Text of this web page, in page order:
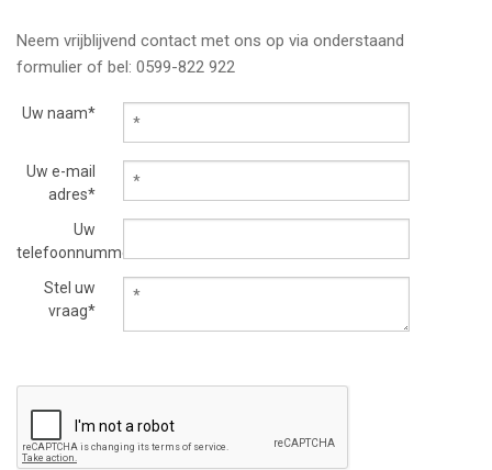
Neem vrijblijvend contact met ons op via onderstaand
formulier of bel: 0599-822 922
Uw naam*
Uw e-mail
adres*
Uw
telefoonnummer
Stel uw
vraag*